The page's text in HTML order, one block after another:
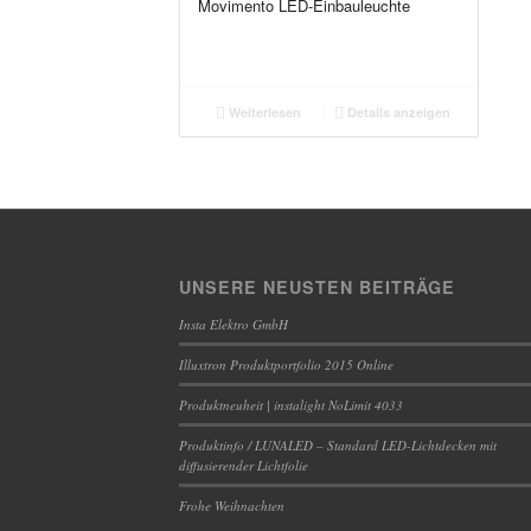
Movimento LED-Einbauleuchte
Weiterlesen Details anzeigen
UNSERE NEUSTEN BEITRÄGE
Insta Elektro GmbH
Illuxtron Produktportfolio 2015 Online
Produktneuheit | instalight NoLimit 4033
Produktinfo / LUNALED – Standard LED-Lichtdecken mit
diffusierender Lichtfolie
Frohe Weihnachten